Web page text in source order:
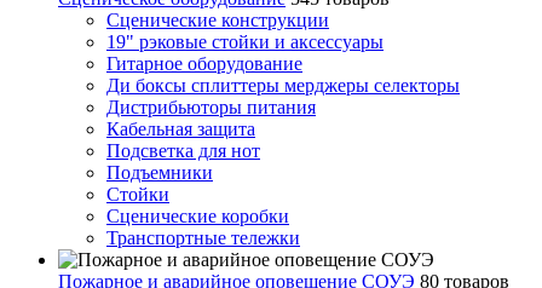
Сценические конструкции
19" рэковые стойки и аксесcуары
Гитарное оборудование
Ди боксы сплиттеры мерджеры селекторы
Дистрибьюторы питания
Кабельная защита
Подсветка для нот
Подъемники
Стойки
Сценические коробки
Транспортные тележки
Пожарное и аварийное оповещение СОУЭ 80 товаров